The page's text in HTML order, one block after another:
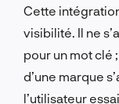
Cette
visibilité. Il ne
pour un mot clé
d’une marque
l’utilisateur